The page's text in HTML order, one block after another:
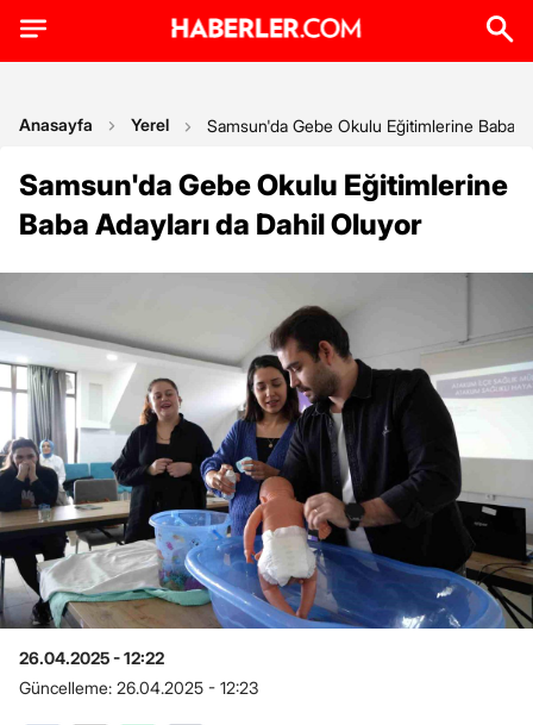
Anasayfa Yerel Samsun'da Gebe Okulu Eğitimlerine Baba
Samsun'da Gebe Okulu Eğitimlerine
Baba Adayları da Dahil Oluyor
26.04.2025 - 12:22
Güncelleme: 26.04.2025 - 12:23